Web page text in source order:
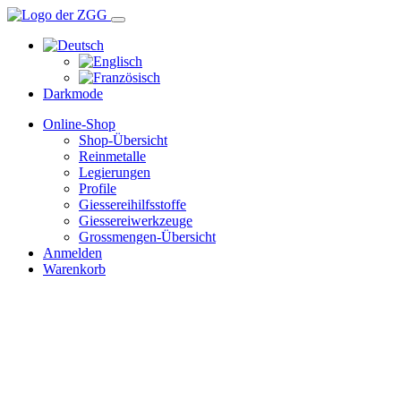
Darkmode
Online-Shop
Shop-Übersicht
Reinmetalle
Legierungen
Profile
Giessereihilfsstoffe
Giessereiwerkzeuge
Grossmengen-Übersicht
Anmelden
Warenkorb